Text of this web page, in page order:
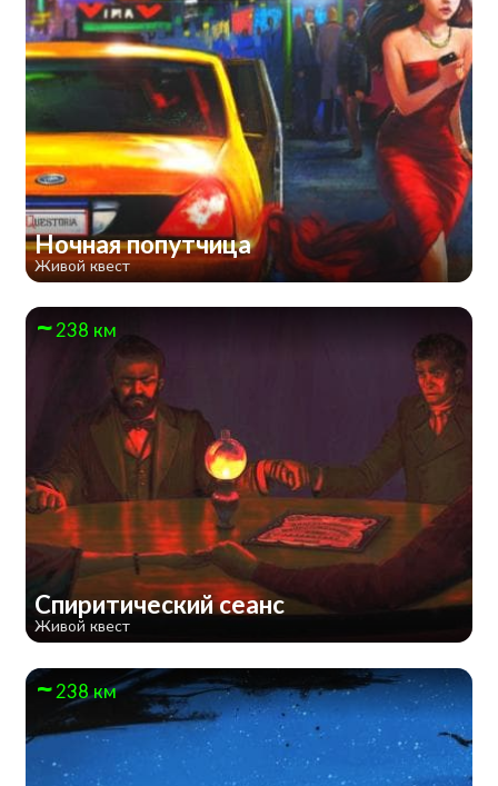
Ночная попутчица
Живой квест
238 км
Спиритический сеанс
Живой квест
238 км